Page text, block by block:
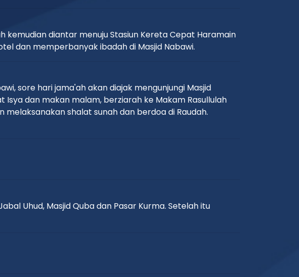
kemudian diantar menuju Stasiun Kereta Cepat Haramain
dan memperbanyak ibadah di Masjid Nabawi.
sore hari jama'ah akan diajak mengunjungi Masjid
Isya dan makan malam, berziarah ke Makam Rasullulah
melaksanakan shalat sunah dan berdoa di Raudah.
Uhud, Masjid Quba dan Pasar Kurma. Setelah itu